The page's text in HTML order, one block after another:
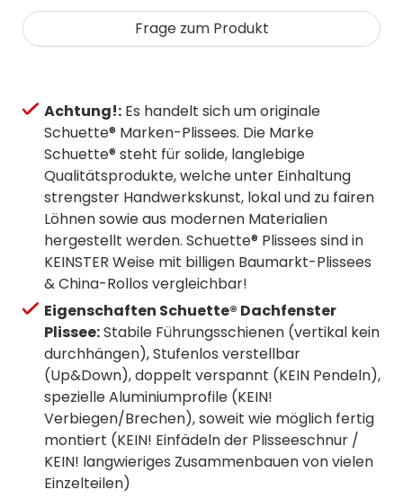
Frage zum Produkt
Achtung!: Es handelt sich um originale
Schuette® Marken-Plissees. Die Marke
Schuette® steht für solide, langlebige
Qualitätsprodukte, welche unter Einhaltung
strengster Handwerkskunst, lokal und zu fairen
Löhnen sowie aus modernen Materialien
hergestellt werden. Schuette® Plissees sind in
KEINSTER Weise mit billigen Baumarkt-Plissees
& China-Rollos vergleichbar!
Eigenschaften Schuette® Dachfenster
Plissee:Stabile Führungsschienen (vertikal kein
durchhängen), Stufenlos verstellbar
(Up&Down), doppelt verspannt (KEIN Pendeln),
spezielle Aluminiumprofile (KEIN!
Verbiegen/Brechen), soweit wie möglich fertig
montiert (KEIN! Einfädeln der Plisseeschnur /
KEIN! langwieriges Zusammenbauen von vielen
Einzelteilen)